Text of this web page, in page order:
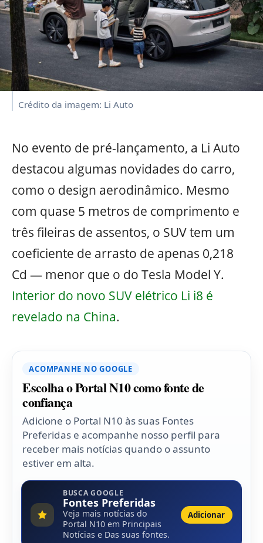
Crédito da imagem: Li Auto
No evento de pré-lançamento, a Li Auto
destacou algumas novidades do carro,
como o design aerodinâmico. Mesmo
com quase 5 metros de comprimento e
três fileiras de assentos, o SUV tem um
coeficiente de arrasto de apenas 0,218
Cd — menor que o do Tesla Model Y.
Interior do novo SUV elétrico Li i8 é
revelado na China.
ACOMPANHE NO GOOGLE
Escolha o Portal N10 como fonte de
confiança
Adicione o Portal N10 às suas Fontes
Preferidas e acompanhe nosso perfil para
receber mais notícias quando o assunto
estiver em alta.
BUSCA GOOGLE
Fontes Preferidas
Veja mais notícias do
Portal N10 em Principais
Notícias e Das suas fontes.
Adicionar